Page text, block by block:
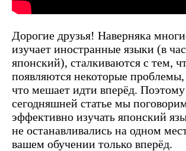
Дорогие друзья! Наверняка
изучает иностранные языки (в
японский), сталкиваются с тем,
появляются некоторые проблемы,
что мешает идти вперёд.
сегодняшней статье мы
эффективно изучать японский
не останавливались на одном
вашем обучении только вперёд.